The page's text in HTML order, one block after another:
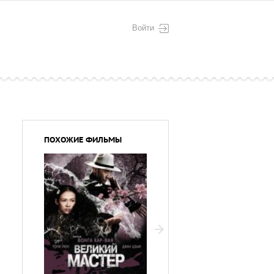
Войти
ПОХОЖИЕ ФИЛЬМЫ